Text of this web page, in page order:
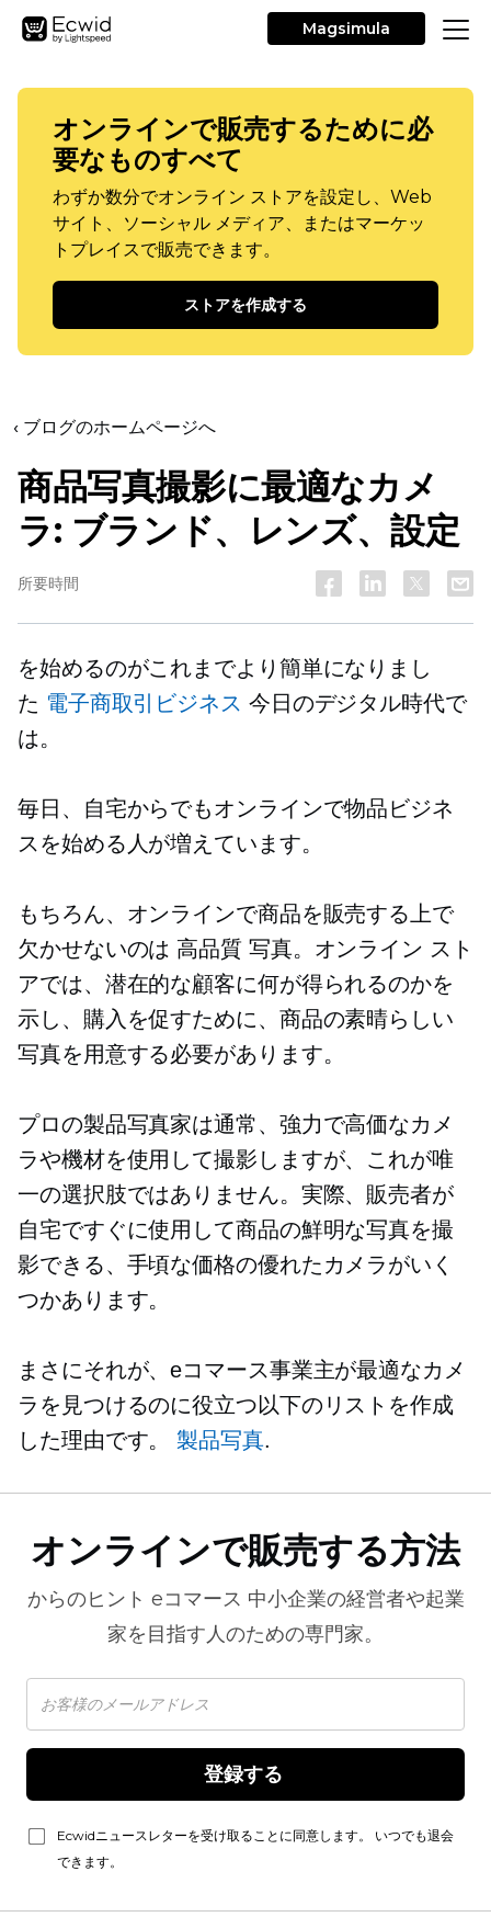
Magsimula
オンラインで販売するために必
要なものすべて
わずか数分でオンライン ストアを設定し、Web
サイト、ソーシャル メディア、またはマーケッ
トプレイスで販売できます。
ストアを作成する
‹ ブログのホームページへ
商品写真撮影に最適なカメ
ラ: ブランド、レンズ、設定
所要時間
を始めるのがこれまでより簡単になりまし
た 電子商取引ビジネス 今日のデジタル時代で
は。
毎日、自宅からでもオンラインで物品ビジネ
スを始める人が増えています。
もちろん、オンラインで商品を販売する上で
欠かせないのは 高品質 写真。オンライン スト
アでは、潜在的な顧客に何が得られるのかを
示し、購入を促すために、商品の素晴らしい
写真を用意する必要があります。
プロの製品写真家は通常、強力で高価なカメ
ラや機材を使用して撮影しますが、これが唯
一の選択肢ではありません。実際、販売者が
自宅ですぐに使用して商品の鮮明な写真を撮
影できる、手頃な価格の優れたカメラがいく
つかあります。
まさにそれが、eコマース事業主が最適なカメ
ラを見つけるのに役立つ以下のリストを作成
した理由です。製品写真.
オンラインで販売する方法
からのヒント eコマース 中小企業の経営者や起業
家を目指す人のための専門家。
Ecwidニュースレターを受け取ることに同意します。 いつでも退会
できます。